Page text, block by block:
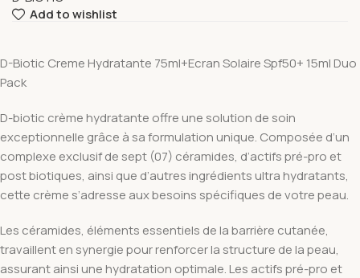
Add to wishlist
D-Biotic Creme Hydratante 75ml+Ecran Solaire Spf50+ 15ml Duo
Pack
D-biotic crème hydratante offre une solution de soin
exceptionnelle grâce à sa formulation unique. Composée d’un
complexe exclusif de sept (07) céramides, d’actifs pré-pro et
post biotiques, ainsi que d’autres ingrédients ultra hydratants,
cette crème s’adresse aux besoins spécifiques de votre peau.
Les céramides, éléments essentiels de la barrière cutanée,
travaillent en synergie pour renforcer la structure de la peau,
assurant ainsi une hydratation optimale. Les actifs pré-pro et